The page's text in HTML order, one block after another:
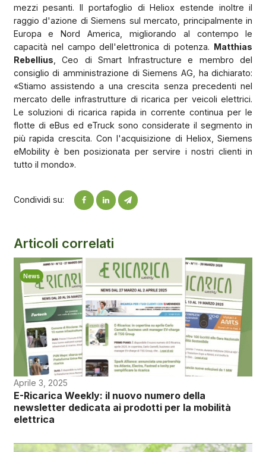
mezzi pesanti. Il portafoglio di Heliox estende inoltre il
raggio d'azione di Siemens sul mercato, principalmente in
Europa e Nord America, migliorando al contempo le
capacità nel campo dell'elettronica di potenza. Matthias
Rebellius , Ceo di Smart Infrastructure e membro del
consiglio di amministrazione di Siemens AG, ha dichiarato:
«Stiamo assistendo a una crescita senza precedenti nel
mercato delle infrastrutture di ricarica per veicoli elettrici.
Le soluzioni di ricarica rapida in corrente continua per le
flotte di eBus ed eTruck sono considerate il segmento in
più rapida crescita. Con l'acquisizione di Heliox, Siemens
eMobility è ben posizionata per servire i nostri clienti in
tutto il mondo».
Condividi su:
Articoli correlati
News
Aprile 3, 2025
E-Ricarica Weekly: il nuovo numero della
newsletter dedicata ai prodotti per la mobilità
elettrica